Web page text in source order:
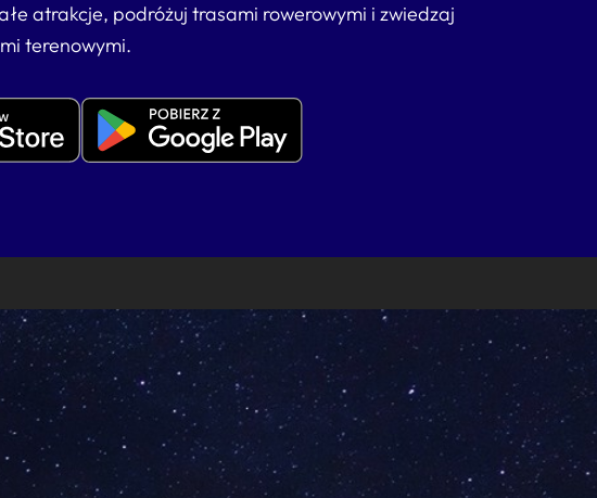
atrakcje, podróżuj trasami rowerowymi i zwiedzaj
terenowymi.